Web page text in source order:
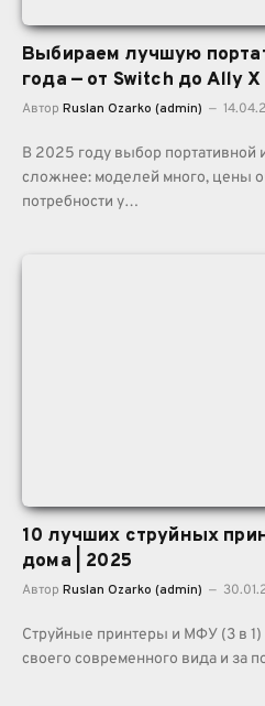
Выбираем лучшую
года — от Switch до Ally X
Автор Ruslan Ozarko (admin)
В 2025 году выбор портативной
сложнее: моделей много, цены
потребности у…
10 лучших струйных
дома | 2025
Автор Ruslan Ozarko (admin)
Струйные принтеры и МФУ (3 в
своего современного вида и за